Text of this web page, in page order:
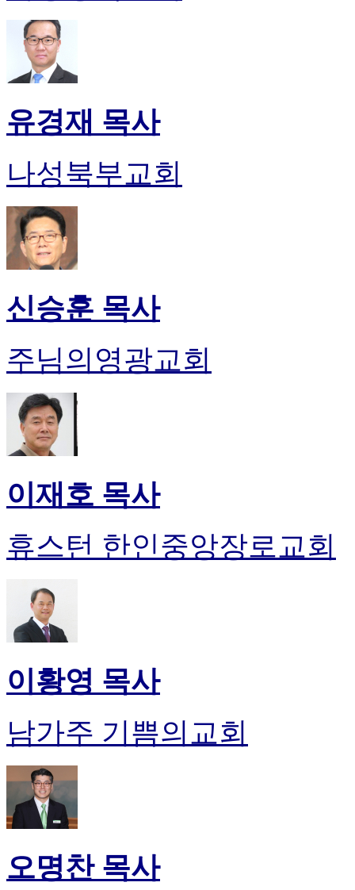
유경재 목사
나성북부교회
신승훈 목사
주님의영광교회
이재호 목사
휴스턴 한인중앙장로교회
이황영 목사
남가주 기쁨의교회
오명찬 목사